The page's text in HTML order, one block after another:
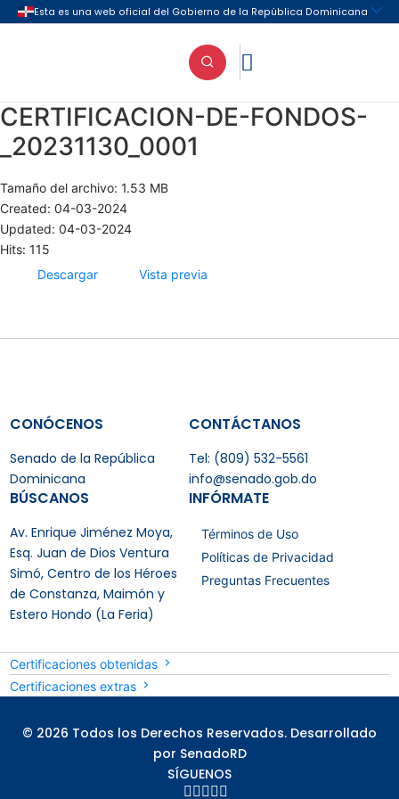

CERTIFICACION-DE-FONDOS-
_20231130_0001
Tamaño del archivo: 1.53 MB
Created: 04-03-2024
Updated: 04-03-2024
Hits: 115
Descargar
Vista previa
CONÓCENOS
Senado de la República
Dominicana
CONTÁCTANOS
Tel: (809) 532-5561
info@senado.gob.do
BÚSCANOS
Av. Enrique Jiménez Moya,
Esq. Juan de Dios Ventura
Simó, Centro de los Héroes
de Constanza, Maimón y
Estero Hondo (La Feria)
INFÓRMATE
Términos de Uso
Políticas de Privacidad
Preguntas Frecuentes
Certificaciones obtenidas
Certificaciones extras
© 2026 Todos los Derechos Reservados. Desarrollado
por SenadoRD
SÍGUENOS
    